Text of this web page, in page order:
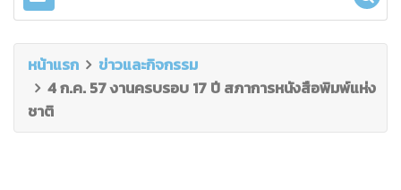
หน้าแรก
ข่าวและกิจกรรม
4 ก.ค. 57 งานครบรอบ 17 ปี สภาการหนังสือพิมพ์แห่ง
ชาติ